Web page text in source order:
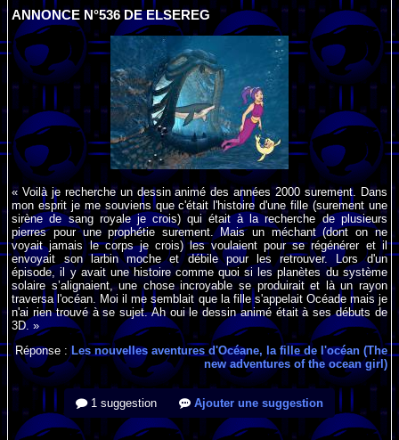
ANNONCE N°536 DE ELSEREG
« Voilà je recherche un dessin animé des années 2000 surement. Dans
mon esprit je me souviens que c'était l'histoire d'une fille (surement une
sirène de sang royale je crois) qui était à la recherche de plusieurs
pierres pour une prophétie surement. Mais un méchant (dont on ne
voyait jamais le corps je crois) les voulaient pour se régénérer et il
envoyait son larbin moche et débile pour les retrouver. Lors d'un
épisode, il y avait une histoire comme quoi si les planètes du système
solaire s’alignaient, une chose incroyable se produirait et là un rayon
traversa l'océan. Moi il me semblait que la fille s'appelait Océade mais je
n'ai rien trouvé à se sujet. Ah oui le dessin animé était à ses débuts de
3D. »
Réponse :Les nouvelles aventures d'Océane, la fille de l'océan (The
new adventures of the ocean girl)
1 suggestion Ajouter une suggestion